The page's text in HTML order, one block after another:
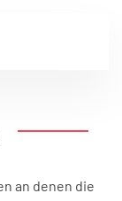
an denen die